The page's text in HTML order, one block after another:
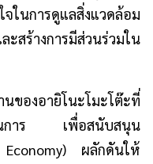
จในการดูแลสิ่งแวดล้อม
ร้างการมีส่วนร่วมใน
ของอายิโนะโมะโต๊ะที่
วนการ เพื่อสนับสนุน
ผลักดันให้